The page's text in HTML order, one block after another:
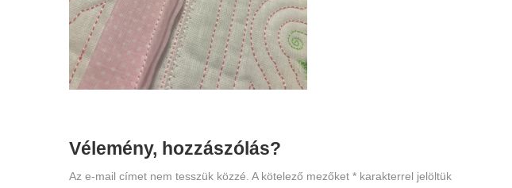
Reader
Interactions
Vélemény, hozzászólás?
Az e-mail címet nem tesszük közzé. A kötelező mezőket * karakterrel jelöltük